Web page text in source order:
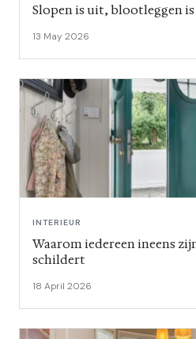
Slopen is uit, blootleggen
13 May 2026
INTERIEUR
Waarom iedereen ineens
schildert
18 April 2026